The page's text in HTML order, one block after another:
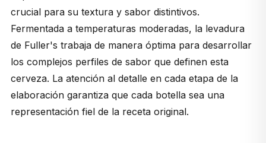
crucial para su textura y sabor distintivos.
Fermentada a temperaturas moderadas, la levadura
de Fuller's trabaja de manera óptima para desarrollar
los complejos perfiles de sabor que definen esta
cerveza. La atención al detalle en cada etapa de la
elaboración garantiza que cada botella sea una
representación fiel de la receta original.